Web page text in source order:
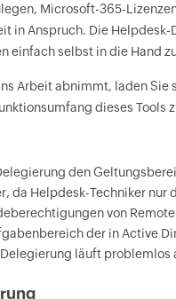
Microsoft-365-
in Anspruch. Die
einfach selbst in die Hand
Arbeit abnimmt, laden Sie
dieses Tools
den
da Helpdesk-Techniker
von
der in Active
läuft problemlos